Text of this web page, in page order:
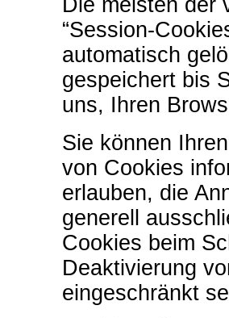
Die meisten der
“Session-
automatisch
gespeichert bis
uns, Ihren
Sie können
von Cookies
erlauben, die
generell
Cookies beim
Deaktivierung
eingeschränkt